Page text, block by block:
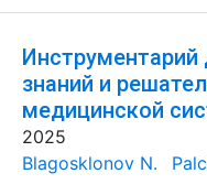
знаний и
медицинской
2025
Blagosklonov N.